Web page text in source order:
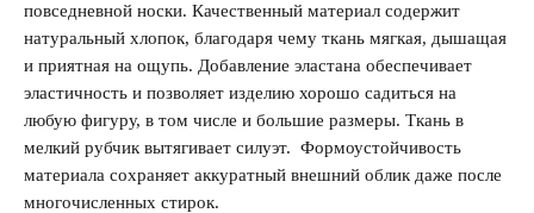
Забыли свой пароль?
повседневной носки. Качественный материал содержит
натуральный хлопок, благодаря чему ткань мягкая, дышащая
и приятная на ощупь. Добавление эластана обеспечивает
эластичность и позволяет изделию хорошо садиться на
любую фигуру, в том числе и большие размеры. Ткань в
мелкий рубчик вытягивает силуэт. Формоустойчивость
материала сохраняет аккуратный внешний облик даже после
многочисленных стирок.